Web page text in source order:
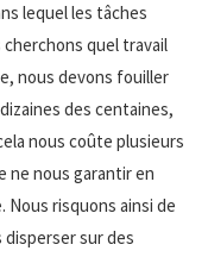
lequel les tâches
quel travail
nous devons fouiller
des centaines,
nous coûte plusieurs
ne nous garantir en
Nous risquons ainsi de
sur des